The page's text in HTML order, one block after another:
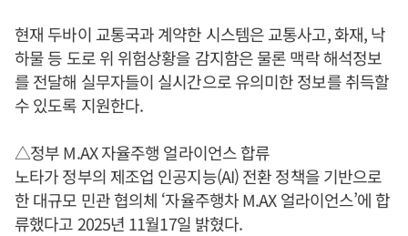
현재 두바이 교통국과 계약한 시스템은 교통사고, 화재, 낙
하물 등 도로 위 위험상황을 감지함은 물론 맥락 해석정보
를 전달해 실무자들이 실시간으로 유의미한 정보를 취득할
수 있도록 지원한다.
△정부 M.AX 자율주행 얼라이언스 합류
노타가 정부의 제조업 인공지능(AI) 전환 정책을 기반으로
한 대규모 민관 협의체 ‘자율주행차 M.AX 얼라이언스’에 합
류했다고 2025년 11월17일 밝혔다.